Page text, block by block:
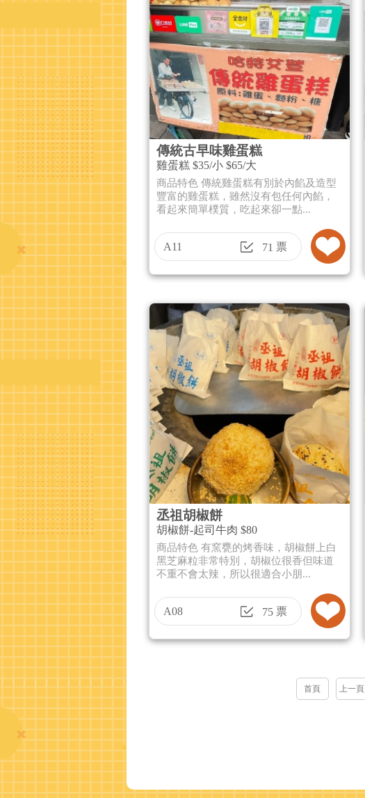
傳統古早味雞蛋糕
雞蛋糕 $35/小 $65/大
商品特色 傳統雞蛋糕有別於內餡及造型
豐富的雞蛋糕，雖然沒有包任何內餡，
看起來簡單樸質，吃起來卻一點...
A11 71 票
丞祖胡椒餅
胡椒餅-起司牛肉 $80
商品特色 有窯甕的烤香味，胡椒餅上白
黑芝麻粒非常特別，胡椒位很香但味道
不重不會太辣，所以很適合小朋...
A08 75票
首頁 上一頁